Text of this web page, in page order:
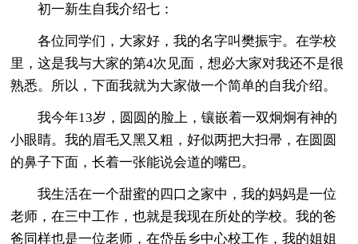
初一新生自我介绍七：
各位同学们，大家好，我的名字叫樊振宇。在学校
里，这是我与大家的第4次见面，想必大家对我还不是很
熟悉。所以，下面我就为大家做一个简单的自我介绍。
我今年13岁，圆圆的脸上，镶嵌着一双炯炯有神的
小眼睛。我的眉毛又黑又粗，好似两把大扫帚，在圆圆
的鼻子下面，长着一张能说会道的嘴巴。
我生活在一个甜蜜的四口之家中，我的妈妈是一位
老师，在三中工作，也就是我现在所处的学校。我的爸
爸同样也是一位老师，在岱岳乡中心校工作，我的姐姐